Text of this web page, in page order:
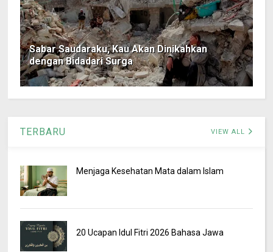
Sabar Saudaraku, Kau Akan Dinikahkan
dengan Bidadari Surga
TERBARU VIEW ALL
Menjaga Kesehatan Mata dalam Islam
20 Ucapan Idul Fitri 2026 Bahasa Jawa